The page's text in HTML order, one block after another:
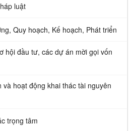
luật
Quy hoạch, Kế hoạch, Phát triển
hội đầu tư, các dự án mời gọi vốn
và hoạt động khai thác tài nguyên
trọng tâm